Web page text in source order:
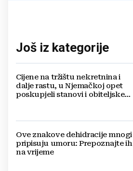
Još iz kategorije
Cijene na tržištu nekretnina i
dalje rastu, u Njemačkoj opet
poskupjeli stanovi i obiteljske
Ove znakove dehidracije mnogi
pripisuju umoru: Prepoznajte ih
na vrijeme